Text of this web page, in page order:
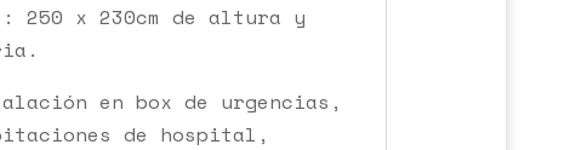
250 x 230cm de altura y
en box de urgencias,
de hospital,